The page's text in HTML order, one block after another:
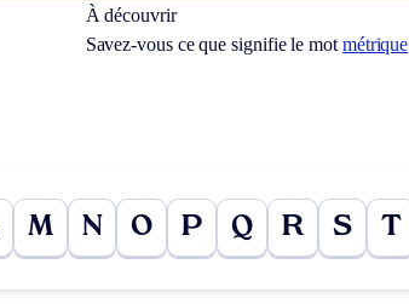
À découvrir
Savez-vous ce que signifie le mot métrique
M N O P Q R S T